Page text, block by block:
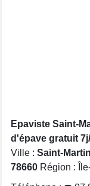
Epaviste Saint-
d'épave gratuit
Ville : Saint-
78660 Région :